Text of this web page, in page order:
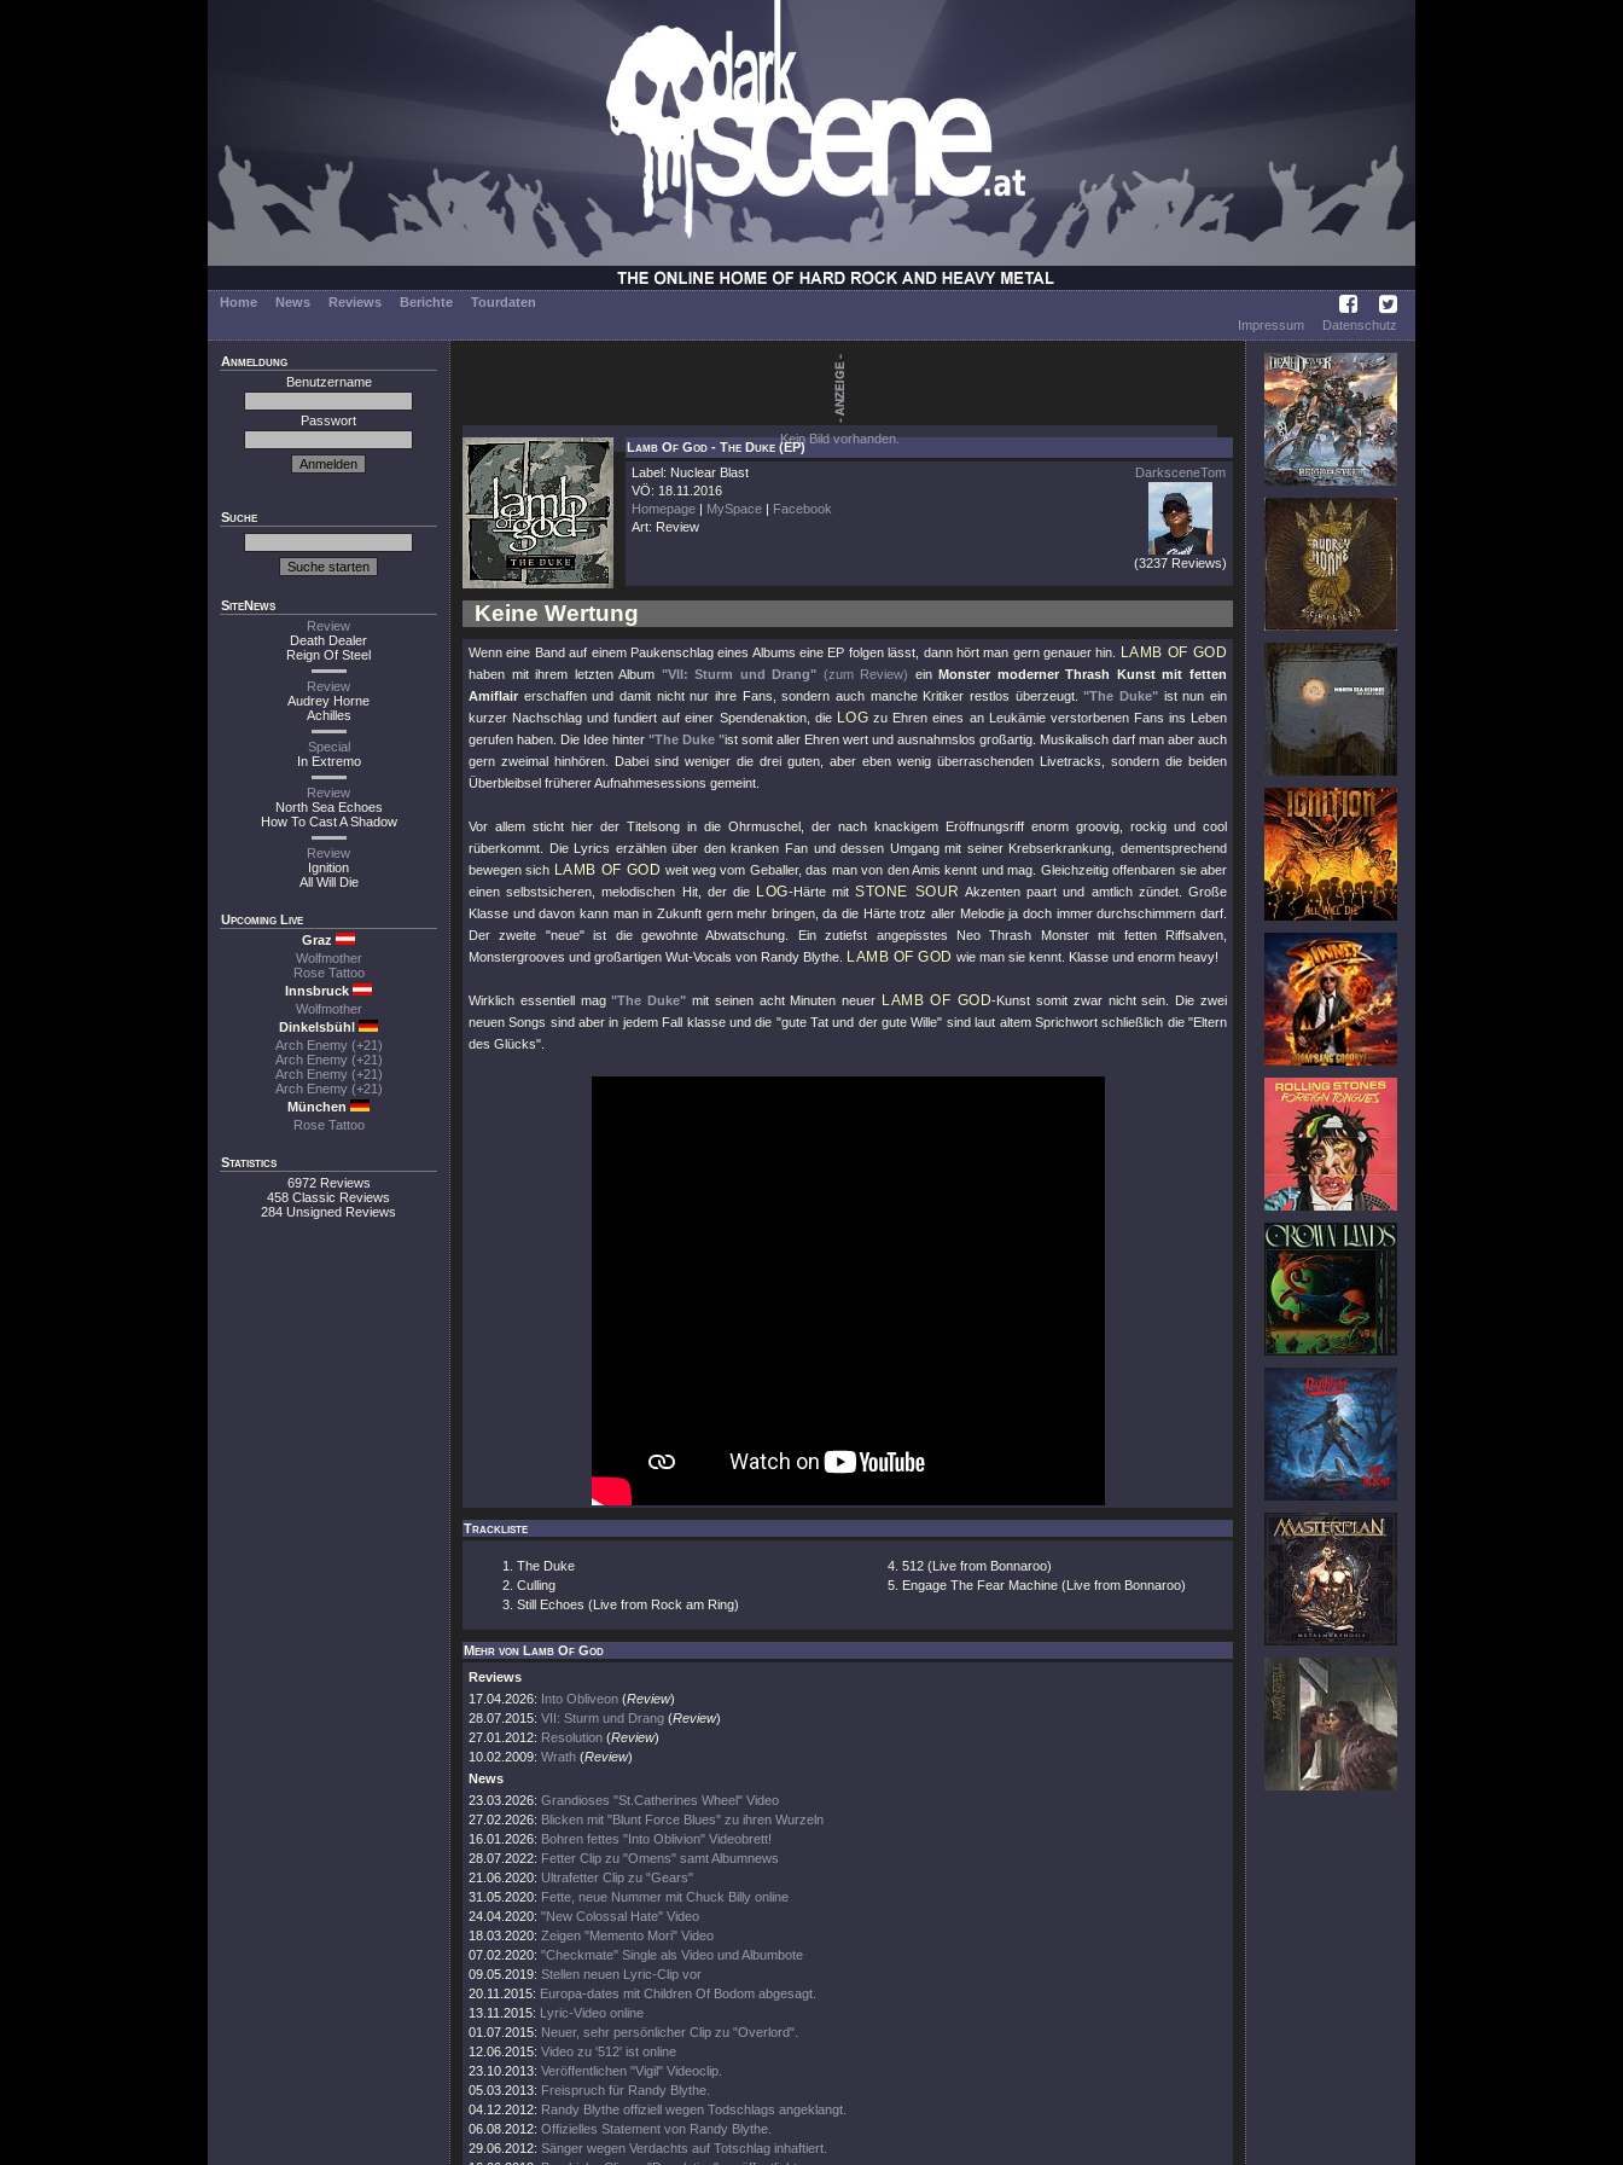
Home News Reviews Berichte
Tourdaten
Impressum
Datenschutz
Anmeldung
Benutzername
Passwort
Suche
SiteNews
Review
Death Dealer
Reign Of Steel
Review
Audrey Horne
Achilles
Special
In Extremo
Review
North Sea Echoes
How To Cast A Shadow
Review
Ignition
All Will Die
Upcoming Live
Graz
Wolfmother
Rose Tattoo
Innsbruck
Wolfmother
Dinkelsbühl
Arch Enemy (+21)
Arch Enemy (+21)
Arch Enemy (+21)
Arch Enemy (+21)
München
Rose Tattoo
Statistics
6972 Reviews
458 Classic Reviews
284 Unsigned Reviews
Kein Bild vorhanden.
Lamb Of God - The Duke (EP)
Label: Nuclear Blast
VÖ: 18.11.2016
Homepage | MySpace | Facebook
Art: Review
DarksceneTom
(3237 Reviews)
Keine Wertung
Wenn eine Band auf einem Paukenschlag eines Albums eine EP folgen lässt, dann hört man gern genauer hin. LAMB OF GOD
haben mit ihrem letzten Album "VII: Sturm und Drang" (zum Review) einMonster moderner Thrash Kunst mit fetten
Amiflair erschaffen und damit nicht nur ihre Fans, sondern auch manche Kritiker restlos überzeugt."The Duke" ist nun ein
kurzer Nachschlag und fundiert auf einer Spendenaktion, die LOG zu Ehren eines an Leukämie verstorbenen Fans ins Leben
gerufen haben. Die Idee hinter "The Duke "ist somit aller Ehren wert und ausnahmslos großartig. Musikalisch darf man aber auch
gern zweimal hinhören. Dabei sind weniger die drei guten, aber eben wenig überraschenden Livetracks, sondern die beiden
Überbleibsel früherer Aufnahmesessions gemeint.
Vor allem sticht hier der Titelsong in die Ohrmuschel, der nach knackigem Eröffnungsriff enorm groovig, rockig und cool
rüberkommt. Die Lyrics erzählen über den kranken Fan und dessen Umgang mit seiner Krebserkrankung, dementsprechend
bewegen sich LAMB OF GOD weit weg vom Geballer, das man von den Amis kennt und mag. Gleichzeitig offenbaren sie aber
einen selbstsicheren, melodischen Hit, der die LOG-Härte mitSTONE SOUR Akzenten paart und amtlich zündet. Große
Klasse und davon kann man in Zukunft gern mehr bringen, da die Härte trotz aller Melodie ja doch immer durchschimmern darf.
Der zweite "neue"ist die gewohnte Abwatschung. Ein zutiefst angepisstes Neo Thrash Monster mit fetten Riffsalven,
Monstergrooves und großartigen Wut-Vocals von Randy Blythe.
LAMB OF GOD wie man sie kennt. Klasse und enorm heavy!
Wirklich essentiell mag"The Duke" mit seinen acht Minuten neuer LAMB OF GOD-Kunst somit zwar nicht sein. Die zwei
neuen Songs sind aber in jedem Fall klasse und die "gute Tat und der gute Wille" sind laut altem Sprichwort schließlich die"Eltern
des Glücks"
Trackliste
The Duke
Culling
Still Echoes (Live from Rock am Ring)
512 (Live from Bonnaroo)
Engage The Fear Machine (Live from Bonnaroo)
Mehr von Lamb Of God
Reviews
17.04.2026: Into Obliveon (Review)
28.07.2015: VII: Sturm und Drang (Review)
27.01.2012: Resolution (Review)
10.02.2009: Wrath (Review)
News
23.03.2026: Grandioses "St.Catherines Wheel" Video
27.02.2026: Blicken mit "Blunt Force Blues" zu ihren Wurzeln
16.01.2026: Bohren fettes "Into Oblivion" Videobrett!
28.07.2022: Fetter Clip zu "Omens" samt Albumnews
21.06.2020: Ultrafetter Clip zu "Gears"
31.05.2020: Fette, neue Nummer mit Chuck Billy online
24.04.2020: "New Colossal Hate" Video
18.03.2020: Zeigen "Memento Mori" Video
07.02.2020: "Checkmate" Single als Video und Albumbote
09.05.2019: Stellen neuen Lyric-Clip vor
20.11.2015: Europa-dates mit Children Of Bodom abgesagt.
13.11.2015: Lyric-Video online
01.07.2015: Neuer, sehr persönlicher Clip zu "Overlord".
12.06.2015: Video zu '512' ist online
23.10.2013: Veröffentlichen "Vigil" Videoclip.
05.03.2013: Freispruch für Randy Blythe.
04.12.2012: Randy Blythe offiziell wegen Todschlags angeklangt.
06.08.2012: Offizielles Statement von Randy Blythe.
29.06.2012: Sänger wegen Verdachts auf Totschlag inhaftiert.